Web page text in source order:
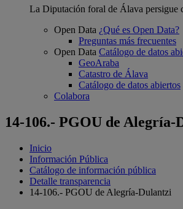
La Diputación foral de Álava persigue
Open Data ¿Qué es Open Data?
Preguntas más frecuentes
Open Data Catálogo de datos
GeoAraba
Catastro de Álava
Catálogo de datos abiertos
Colabora
14-106.- PGOU de Alegría-
Inicio
Información Pública
Catálogo de información pública
Detalle transparencia
14-106.- PGOU de Alegría-Dulantzi